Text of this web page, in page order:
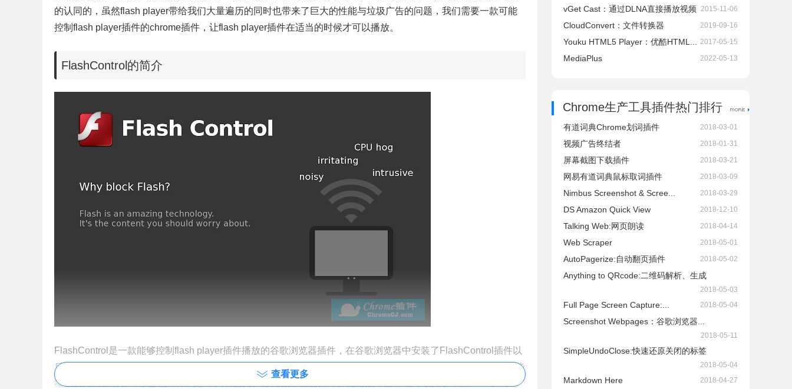
的认同的，虽然flash player带给我们大量遍历的同时也带来了巨大的性能与垃圾广告的问题，我们需要一款可能
控制 flash player插件的chrome插件，让flash player插件在适当的时候才可以播放。
FlashControl的简介
FlashControl是一款能够控制flash player插件播放的谷歌浏览器插件，在谷歌浏览器中安装了 FlashControl插件以
后，在浏览器中使用flash player来显示的一些广告、视频等都可以通过
FlashControl来控制它们的显示情况，这些
播放的元素都会暂时以占位符来代替，只有当用户使用鼠标点击后才开始播放，这样就可以减少未知flash player
查看更多
vGet Cast：通过DLNA直接播放视频 2015-11-06
CloudConvert：文件转换器 2019-09-16
Youku HTML5 Player：优酷HTML... 2017-05-15
MediaPlus 2022-05-13
Chrome生产工具插件热门排行
有道词典Chrome划词插件 2018-03-01
视频广告终结者 2018-01-31
屏幕截图下载插件 2018-03-21
网易有道词典鼠标取词插件 2018-03-09
Nimbus Screenshot & Scree... 2018-03-29
DS Amazon Quick View 2018-12-10
Talking Web:网页朗读 2018-04-14
Web Scraper 2018-05-01
AutoPagerize:自动翻页插件 2018-05-02
Anything to QRcode:二维码解析、生成
2018-05-03
Full Page Screen Capture:... 2018-05-04
Screenshot Webpages：谷歌浏览器...
2018-05-11
SimpleUndoClose:快速还原关闭的标签
2018-05-04
Markdown Here 2018-04-27